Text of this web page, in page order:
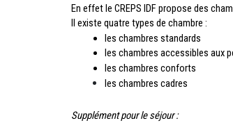
En effet le CREPS IDF propose des
Il existe quatre types de chambre :
les chambres standards
les chambres accessibles aux
les chambres conforts
les chambres cadres
Supplément pour le séjour :